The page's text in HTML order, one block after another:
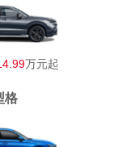
万元起
格